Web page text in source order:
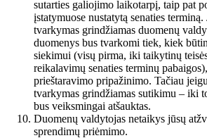
sutarties galiojimo laikotarpį, taip pat
įstatymuose nustatytą senaties
tvarkymas grindžiamas duomenų
duomenys bus tvarkomi tiek, kiek
siekimui (visų pirma, iki taikytinų
reikalavimų senaties terminų
prieštaravimo pripažinimo. Tačiau
tvarkymas grindžiamas sutikimu – iki
bus veiksmingai atšauktas.
Duomenų valdytojas netaikys jūsų
sprendimų priėmimo.